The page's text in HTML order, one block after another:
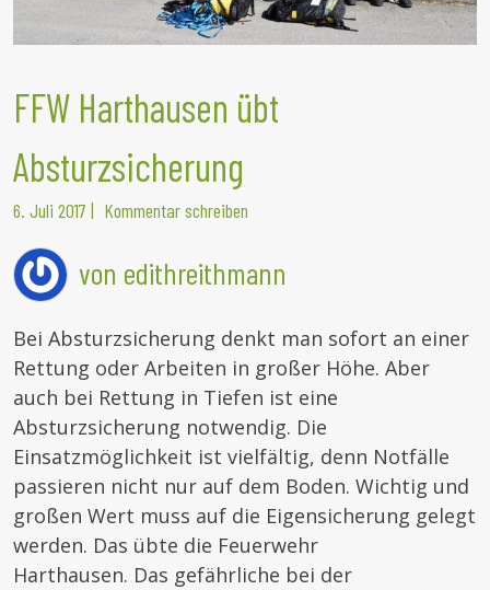
FFW Harthausen übt
Absturzsicherung
6. Juli 2017 | Kommentar schreiben
von edithreithmann
Bei Absturzsicherung denkt man sofort an einer
Rettung oder Arbeiten in großer Höhe. Aber
auch bei Rettung in Tiefen ist eine
Absturzsicherung notwendig. Die
Einsatzmöglichkeit ist vielfältig, denn Notfälle
passieren nicht nur auf dem Boden. Wichtig und
großen Wert muss auf die Eigensicherung gelegt
werden. Das übte die Feuerwehr
Harthausen. Das gefährliche bei der